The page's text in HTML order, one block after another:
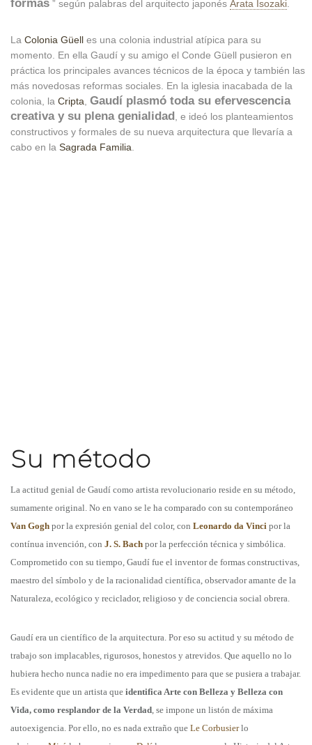
formas ” según palabras del arquitecto japonés Arata Isozaki
La Colonia Güell es una colonia industrial atípica para su
momento. En ella Gaudí y su amigo el Conde Güell pusieron en
práctica los principales avances técnicos de la época y también las
más novedosas reformas sociales. En la iglesia inacabada de la
colonia, la Cripta Gaudí plasmó toda su efervescencia
creativa y su plena genialidad , e ideó los planteamientos
constructivos y formales de su nueva arquitectura que llevaría a
cabo en la Sagrada Familia
Su método
La actitud genial de Gaudí como artista revolucionario reside en su método,
sumamente original. No en vano se le ha comparado con su contemporáneo
Van Gogh por la expresión genial del color, con Leonardo da Vinci por la
contínua invención, con J. S. Bach por la perfección técnica y simbólica.
Comprometido con su tiempo, Gaudí fue el inventor de formas constructivas,
maestro del símbolo y de la racionalidad científica, observador amante de la
Naturaleza, ecológico y reciclador, religioso y de conciencia social obrera.
Gaudí era un científico de la arquitectura. Por eso su actitud y su método de
trabajo son implacables, rigurosos, honestos y atrevidos. Que aquello no lo
hubiera hecho nunca nadie no era impedimento para que se pusiera a trabajar.
Es evidente que un artista que identifica Arte con Belleza y Belleza con
Vida, como resplandor de la Verdad , se impone un listón de máxima
autoexigencia. Por ello, no es nada extraño que Le Corbusierlo